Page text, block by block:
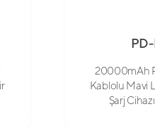
20000mAh
Kablolu Mavi
Şarj